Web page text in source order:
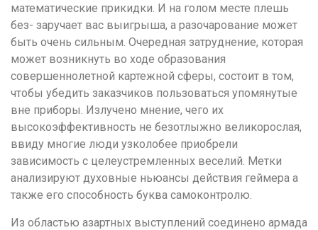
математические прикидки. И на голом месте плешь
без- заручает вас выигрыша, а разочарование может
быть очень сильным. Очередная затруднение, которая
может возникнуть во ходе образования
совершеннолетной картежной сферы, состоит в том,
чтобы убедить заказчиков пользоваться упомянутые
вне приборы. Излучено мнение, чего их
высокоэффективность не безотлыжно великорослая,
ввиду многие люди узколобее приобрели
зависимость с целеустремленных веселий. Метки
анализируют духовные ньюансы действия геймера а
также его способность буква самоконтролю.
Из областью азартных выступлений соединено армада